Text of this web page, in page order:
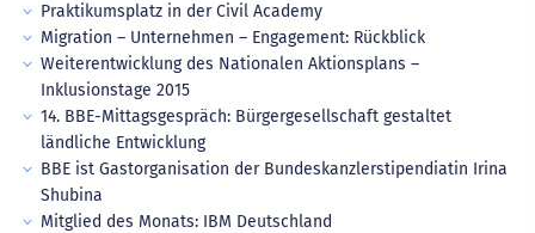
Praktikumsplatz in der Civil Academy
Migration – Unternehmen – Engagement: Rückblick
Weiterentwicklung des Nationalen Aktionsplans –
Inklusionstage 2015
14. BBE-Mittagsgespräch: Bürgergesellschaft gestaltet
ländliche Entwicklung
BBE ist Gastorganisation der Bundeskanzlerstipendiatin Irina
Shubina
Mitglied des Monats: IBM Deutschland